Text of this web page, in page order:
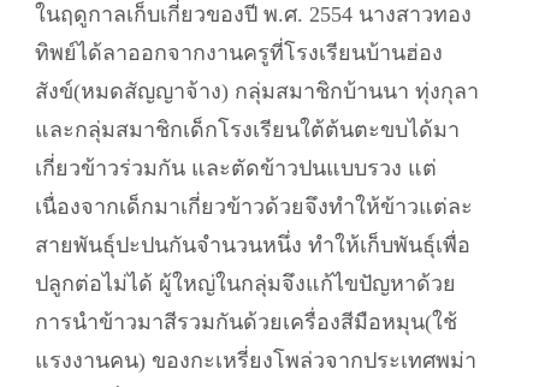
ในฤดูกาลเก็บเกี่ยวของปี พ.ศ. 2554 นางสาวทอง
ทิพย์ได้ลาออกจากงานครูที่โรงเรียนบ้านฮ่อง
สังข์(หมดสัญญาจ้าง) กลุ่มสมาชิกบ้านนา ทุ่งกุลา
และกลุ่มสมาชิกเด็กโรงเรียนใต้ต้นตะขบได้มา
เกี่ยวข้าวร่วมกัน และตัดข้าวปนแบบรวง แต่
เนื่องจากเด็กมาเกี่ยวข้าวด้วยจึงทำให้ข้าวแต่ละ
สายพันธุ์ปะปนกันจำนวนหนึ่ง ทำให้เก็บพันธุ์เพื่อ
ปลูกต่อไม่ได้ ผู้ใหญ่ในกลุ่มจึงแก้ไขปัญหาด้วย
การนำข้าวมาสีรวมกันด้วยเครื่องสีมือหมุน(ใช้
แรงงานคน) ของกะเหรี่ยงโพล่วจากประเทศพม่า